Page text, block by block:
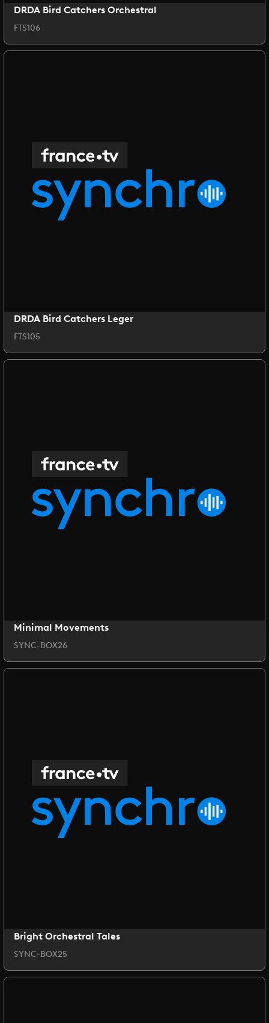
DRDA Bird Catchers Orchestral
FTS106
DRDA Bird Catchers Leger
FTS105
Minimal Movements
SYNC-BOX26
Bright Orchestral Tales
SYNC-BOX25